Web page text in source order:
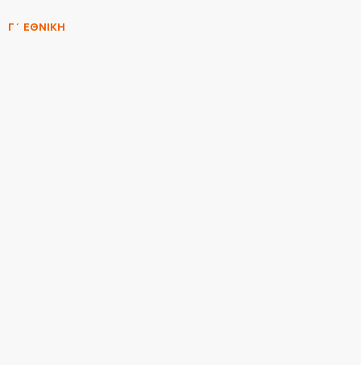
Γ΄ ΕΘΝΙΚΗ